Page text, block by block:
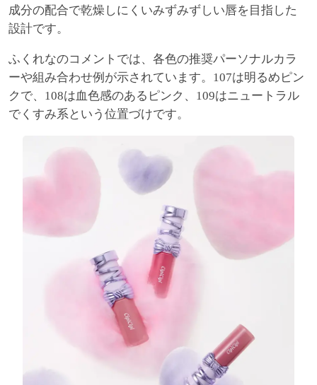
成分の配合で乾燥しにくいみずみずしい唇を目指した
設計です。
ふくれなのコメントでは、各色の推奨パーソナルカラ
ーや組み合わせ例が示されています。107は明るめピン
クで、108は血色感のあるピンク、109はニュートラル
でくすみ系という位置づけです。